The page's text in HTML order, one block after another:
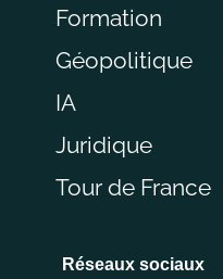
Formation
Géopolitique
IA
Juridique
Tour de France
Réseaux sociaux